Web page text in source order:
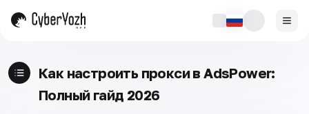
Как настроить прокси в AdsPower:
Полный гайд 2026